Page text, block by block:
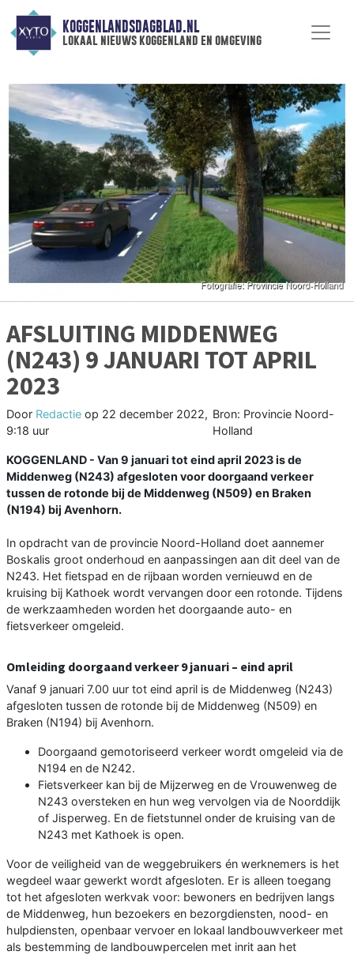
KOGGENLANDSDAGBLAD.NL
lokaal nieuws koggenland en omgeving
AFSLUITING MIDDENWEG
(N243) 9 JANUARI TOT APRIL
2023
Door Redactie op 22 december 2022,
9:18 uur
Bron: Provincie Noord-
Holland
KOGGENLAND - Van 9 januari tot eind april 2023 is de
Middenweg (N243) afgesloten voor doorgaand verkeer
tussen de rotonde bij de Middenweg (N509) en Braken
(N194) bij Avenhorn.
In opdracht van de provincie Noord-Holland doet aannemer
Boskalis groot onderhoud en aanpassingen aan dit deel van de
N243. Het fietspad en de rijbaan worden vernieuwd en de
kruising bij Kathoek wordt vervangen door een rotonde. Tijdens
de werkzaamheden worden het doorgaande auto- en
fietsverkeer omgeleid.
Omleiding doorgaand verkeer 9 januari – eind april
Vanaf 9 januari 7.00 uur tot eind april is de Middenweg (N243)
afgesloten tussen de rotonde bij de Middenweg (N509) en
Braken (N194) bij Avenhorn.
Doorgaand gemotoriseerd verkeer wordt omgeleid via de
N194 en de N242.
Fietsverkeer kan bij de Mijzerweg en de Vrouwenweg de
N243 oversteken en hun weg vervolgen via de Noorddijk
of Jisperweg. En de fietstunnel onder de kruising van de
N243 met Kathoek is open.
Voor de veiligheid van de weggebruikers én werknemers is het
wegdeel waar gewerkt wordt afgesloten. Er is alleen toegang
tot het afgesloten werkvak voor: bewoners en bedrijven langs
de Middenweg, hun bezoekers en bezorgdiensten, nood- en
hulpdiensten, openbaar vervoer en lokaal landbouwverkeer met
als bestemming de landbouwpercelen met inrit aan het